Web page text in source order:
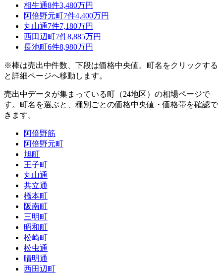
相生通8件3,480万円
阿倍野元町7件4,400万円
丸山通7件7,180万円
西田辺町7件8,885万円
長池町6件8,980万円
※棒は売出中件数、下段は価格中央値。町名をクリックする
と詳細ページへ移動します。
売出中データが集まっている町（24地区）の相場ページで
す。町名を選ぶと、種別ごとの価格中央値・価格帯を確認で
きます。
阿倍野筋
阿倍野元町
旭町
王子町
丸山通
共立通
橋本町
阪南町
三明町
昭和町
松崎町
松虫通
晴明通
西田辺町